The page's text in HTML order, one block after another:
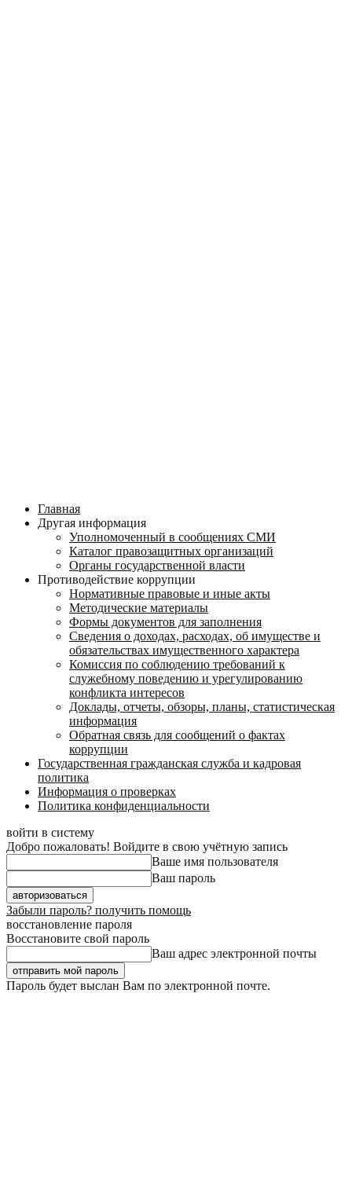
Главная
Другая информация
Уполномоченный в сообщениях СМИ
Каталог правозащитных организаций
Органы государственной власти
Противодействие коррупции
Нормативные правовые и иные акты
Методические материалы
Формы документов для заполнения
Сведения о доходах, расходах, об имуществе и
обязательствах имущественного характера
Комиссия по соблюдению требований к
служебному поведению и урегулированию
конфликта интересов
Доклады, отчеты, обзоры, планы, статистическая
информация
Обратная связь для сообщений о фактах
коррупции
Государственная гражданская служба и кадровая
политика
Информация о проверках
Политика конфиденциальности
войти в систему
Добро пожаловать! Войдите в свою учётную запись
Ваше имя пользователя
Ваш пароль
Забыли пароль? получить помощь
восстановление пароля
Восстановите свой пароль
Ваш адрес электронной почты
Пароль будет выслан Вам по электронной почте.